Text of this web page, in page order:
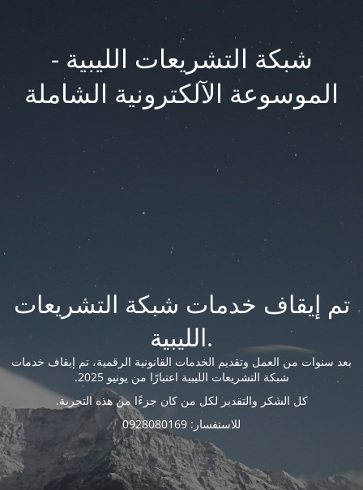
شبكة التشريعات الليبية -
الموسوعة الآلكترونية الشاملة
تم إيقاف خدمات شبكة التشريعات
الليبية.
بعد سنوات من العمل وتقديم الخدمات القانونية الرقمية، تم إيقاف خدمات
شبكة التشريعات الليبية اعتبارًا من يونيو 2025.
كل الشكر والتقدير لكل من كان جزءًا من هذه التجربة.
للاستفسار: 0928080169